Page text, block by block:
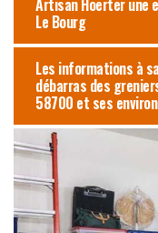
Artisan Hoerter une
Le Bourg
Les informations à
débarras des
58700 et ses